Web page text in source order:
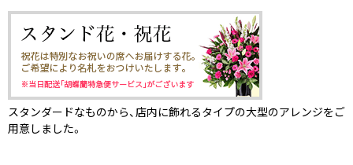
スタンダードなものから、店内に飾れるタイプの大型のアレンジをご
用意しました。